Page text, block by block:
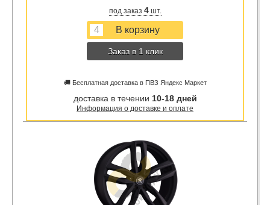
под заказ 4шт.
Заказ в 1 клик
🚚 Бесплатная доставка в ПВЗ Яндекс Маркет
доставка в течении 10-18 дней
Информация о доставке и оплате